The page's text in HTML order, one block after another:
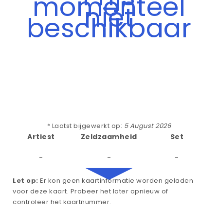
niet
beschikbaar
* Laatst bijgewerkt op: 5 August 2026
Artiest
-
Zeldzaamheid
-
Set
-
Let op: Er kon geen kaartinformatie worden geladen
voor deze kaart. Probeer het later opnieuw of
controleer het kaartnummer.